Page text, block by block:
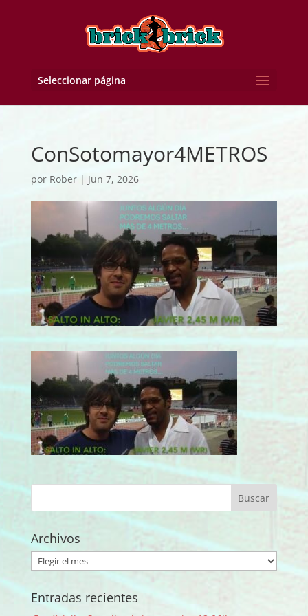
Seleccionar página
ConSotomayor4METROS
por Rober| Jun 7, 2026
Archivos
Archivos
Entradas recientes